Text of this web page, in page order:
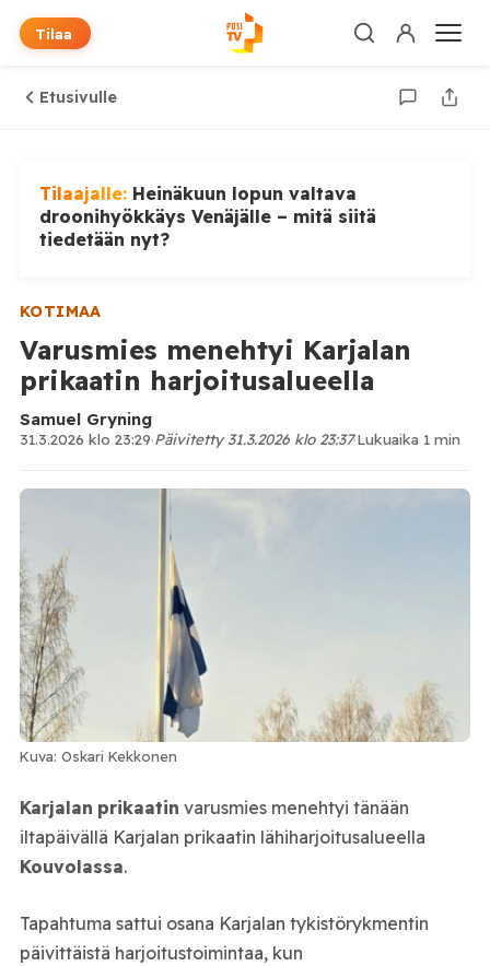
Tilaa
Etusivulle
Tilaajalle: Heinäkuun lopun valtava
droonihyökkäys Venäjälle – mitä siitä
tiedetään nyt?
KOTIMAA
Varusmies menehtyi Karjalan
prikaatin harjoitusalueella
Samuel Gryning
31.3.2026 klo 23:29·Päivitetty 31.3.2026 klo 23:37·Lukuaika 1 min
Kuva: Oskari Kekkonen
Karjalan prikaatin varusmies menehtyi tänään
iltapäivällä Karjalan prikaatin lähiharjoitusalueella
Kouvolassa.
Tapahtuma sattui osana Karjalan tykistörykmentin
päivittäistä harjoitustoimintaa, kun